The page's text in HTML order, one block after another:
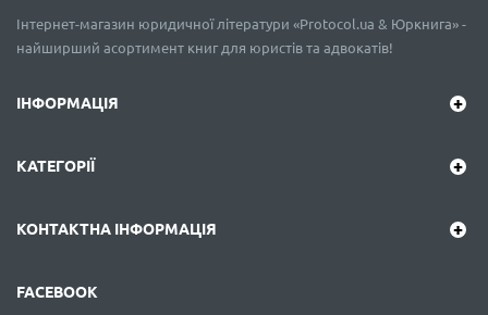
Інтернет-магазин юридичної літератури «Protocol.ua & Юркнига» -
найширший асортимент книг для юристів та адвокатів!
ІНФОРМАЦІЯ
КАТЕГОРІЇ
КОНТАКТНА ІНФОРМАЦІЯ
FACEBOOK